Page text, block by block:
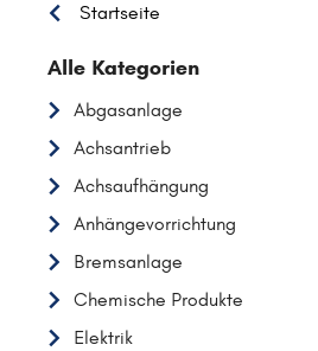
Startseite
Alle Kategorien
Abgasanlage
Achsantrieb
Achsaufhängung
Anhängevorrichtung
Bremsanlage
Chemische Produkte
Elektrik